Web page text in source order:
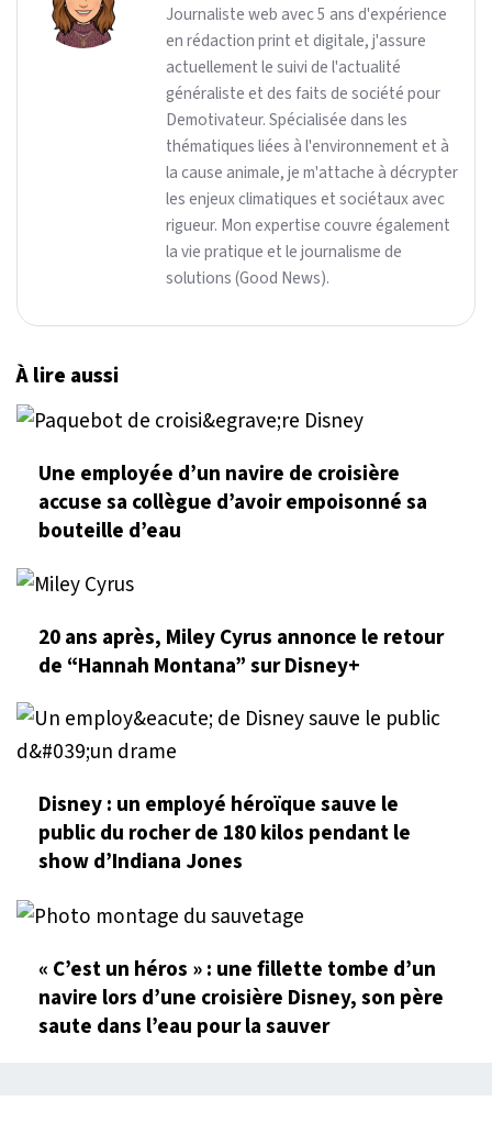
Journaliste web avec 5 ans d'expérience
en rédaction print et digitale, j'assure
actuellement le suivi de l'actualité
généraliste et des faits de société pour
Demotivateur. Spécialisée dans les
thématiques liées à l'environnement et à
la cause animale, je m'attache à décrypter
les enjeux climatiques et sociétaux avec
rigueur. Mon expertise couvre également
la vie pratique et le journalisme de
solutions (Good News).
À lire aussi
Une employée d’un navire de croisière
accuse sa collègue d’avoir empoisonné sa
bouteille d’eau
20 ans après, Miley Cyrus annonce le retour
de “Hannah Montana” sur Disney+
Disney : un employé héroïque sauve le
public du rocher de 180 kilos pendant le
show d’Indiana Jones
« C’est un héros » : une fillette tombe d’un
navire lors d’une croisière Disney, son père
saute dans l’eau pour la sauver